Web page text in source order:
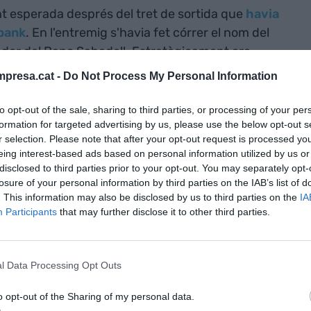
- Do Not Process My Personal Information
opt-out of the sale, sharing to third parties, or processing of your
for targeted advertising by us, please use the below opt-out
selection. Please note that after your opt-out request is processed
interest-based ads based on personal information utilized by us
to third parties prior to your opt-out. You may separately
of your personal information by third parties on the IAB’s list of
This information may also be disclosed by us to third parties on the
Participants that may further disclose it to other third parties.
Data Processing Opt Outs
opt-out of the Sharing of my personal data.
esperada després del tret de sortida que havia
. En l'entremig s'havia fet córrer el nom del
del Banc Sabadell. Estratègicament era
limitada presència del banc delsBotína
de l'activitat del Sabadell. La
costos socials més reduïts.
del Banc Sabadell pel BBVA estimula
important presència d'aquesta a Catalunya
a causa de la duplicitat d'oficines i de
més rendibilitat i, suposadament, més viabilitat
maniobra de distracció- per part del Banc
les caixes d'estalvis basques, la Kutxabank.
i racionalitat estratègica, però no